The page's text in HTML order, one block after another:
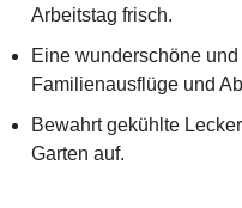
Arbeitstag frisch.
Eine wunderschöne
Familienausflüge und
Bewahrt gekühlte
Garten auf.